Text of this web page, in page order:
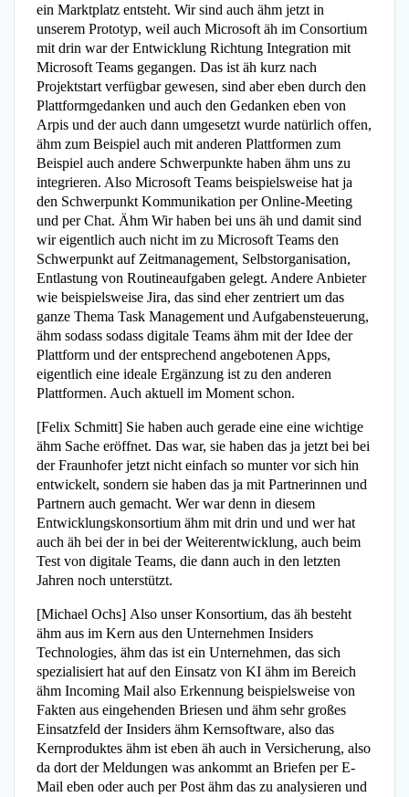
ein Marktplatz entsteht. Wir sind auch ähm jetzt in
unserem Prototyp, weil auch Microsoft äh im Consortium
mit drin war der Entwicklung Richtung Integration mit
Microsoft Teams gegangen. Das ist äh kurz nach
Projektstart verfügbar gewesen, sind aber eben durch den
Plattformgedanken und auch den Gedanken eben von
Arpis und der auch dann umgesetzt wurde natürlich offen,
ähm zum Beispiel auch mit anderen Plattformen zum
Beispiel auch andere Schwerpunkte haben ähm uns zu
integrieren. Also Microsoft Teams beispielsweise hat ja
den Schwerpunkt Kommunikation per Online-Meeting
und per Chat. Ähm Wir haben bei uns äh und damit sind
wir eigentlich auch nicht im zu Microsoft Teams den
Schwerpunkt auf Zeitmanagement, Selbstorganisation,
Entlastung von Routineaufgaben gelegt. Andere Anbieter
wie beispielsweise Jira, das sind eher zentriert um das
ganze Thema Task Management und Aufgabensteuerung,
ähm sodass sodass digitale Teams ähm mit der Idee der
Plattform und der entsprechend angebotenen Apps,
eigentlich eine ideale Ergänzung ist zu den anderen
Plattformen. Auch aktuell im Moment schon.
[Felix Schmitt] Sie haben auch gerade eine eine wichtige
ähm Sache eröffnet. Das war, sie haben das ja jetzt bei bei
der Fraunhofer jetzt nicht einfach so munter vor sich hin
entwickelt, sondern sie haben das ja mit Partnerinnen und
Partnern auch gemacht. Wer war denn in diesem
Entwicklungskonsortium ähm mit drin und und wer hat
auch äh bei der in bei der Weiterentwicklung, auch beim
Test von digitale Teams, die dann auch in den letzten
Jahren noch unterstützt.
[Michael Ochs] Also unser Konsortium, das äh besteht
ähm aus im Kern aus den Unternehmen Insiders
Technologies, ähm das ist ein Unternehmen, das sich
spezialisiert hat auf den Einsatz von KI ähm im Bereich
ähm Incoming Mail also Erkennung beispielsweise von
Fakten aus eingehenden Briesen und ähm sehr großes
Einsatzfeld der Insiders ähm Kernsoftware, also das
Kernproduktes ähm ist eben äh auch in Versicherung, also
da dort der Meldungen was ankommt an Briefen per E-
Mail eben oder auch per Post ähm das zu analysieren und